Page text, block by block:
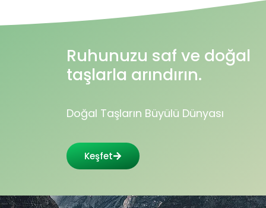
Ruhunuzu saf ve doğal
taşlarla arındırın.
Doğal Taşların Büyülü Dünyası
Keşfet